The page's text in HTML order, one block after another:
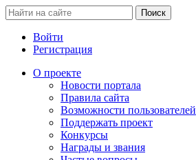
Войти
Регистрация
О проекте
Новости портала
Правила сайта
Возможности пользователей
Поддержать проект
Конкурсы
Награды и звания